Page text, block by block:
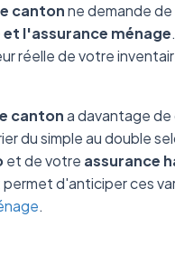
cantonne demande
l'assurance ménage
réelle de votre
cantona davantage
du simple au double
et de votre assurance
d'anticiper ces
.